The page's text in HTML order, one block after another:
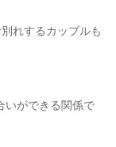
れするカップルも
いができる関係で